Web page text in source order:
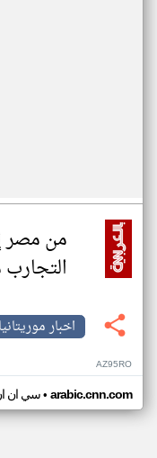
من مصر
اخبار موريتانيا
AZ95RO
سي ان• arabic.cnn.com